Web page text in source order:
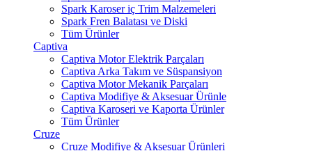
Spark Karoser iç Trim Malzemeleri
Spark Fren Balatası ve Diski
Tüm Ürünler
Captiva
Captiva Motor Elektrik Parçaları
Captiva Arka Takım ve Süspansiyon
Captiva Motor Mekanik Parçaları
Captiva Modifiye & Aksesuar Ürünle
Captiva Karoseri ve Kaporta Ürünler
Tüm Ürünler
Cruze
Cruze Modifiye & Aksesuar Ürünleri